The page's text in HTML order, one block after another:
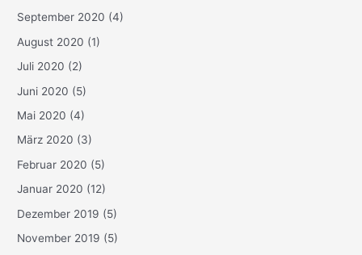
September 2020 (4)
August 2020 (1)
Juli 2020 (2)
Juni 2020 (5)
Mai 2020 (4)
März 2020 (3)
Februar 2020 (5)
Januar 2020 (12)
Dezember 2019 (5)
November 2019 (5)